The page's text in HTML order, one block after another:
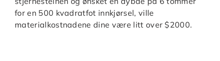
for en 500 kvadratfot innkjørsel, ville
materialkostnadene dine være litt over $2000.